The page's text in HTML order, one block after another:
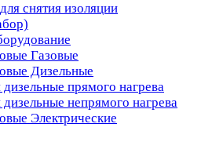
снятия изоляции
Газовые
Дизельные
прямого нагрева
непрямого нагрева
Электрические